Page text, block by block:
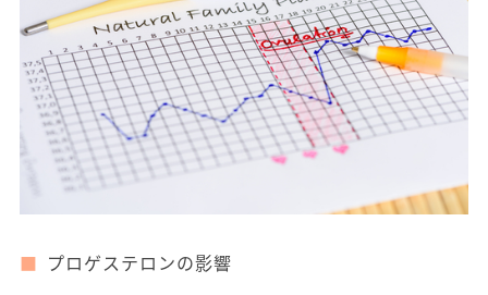
プロゲステロンの影響